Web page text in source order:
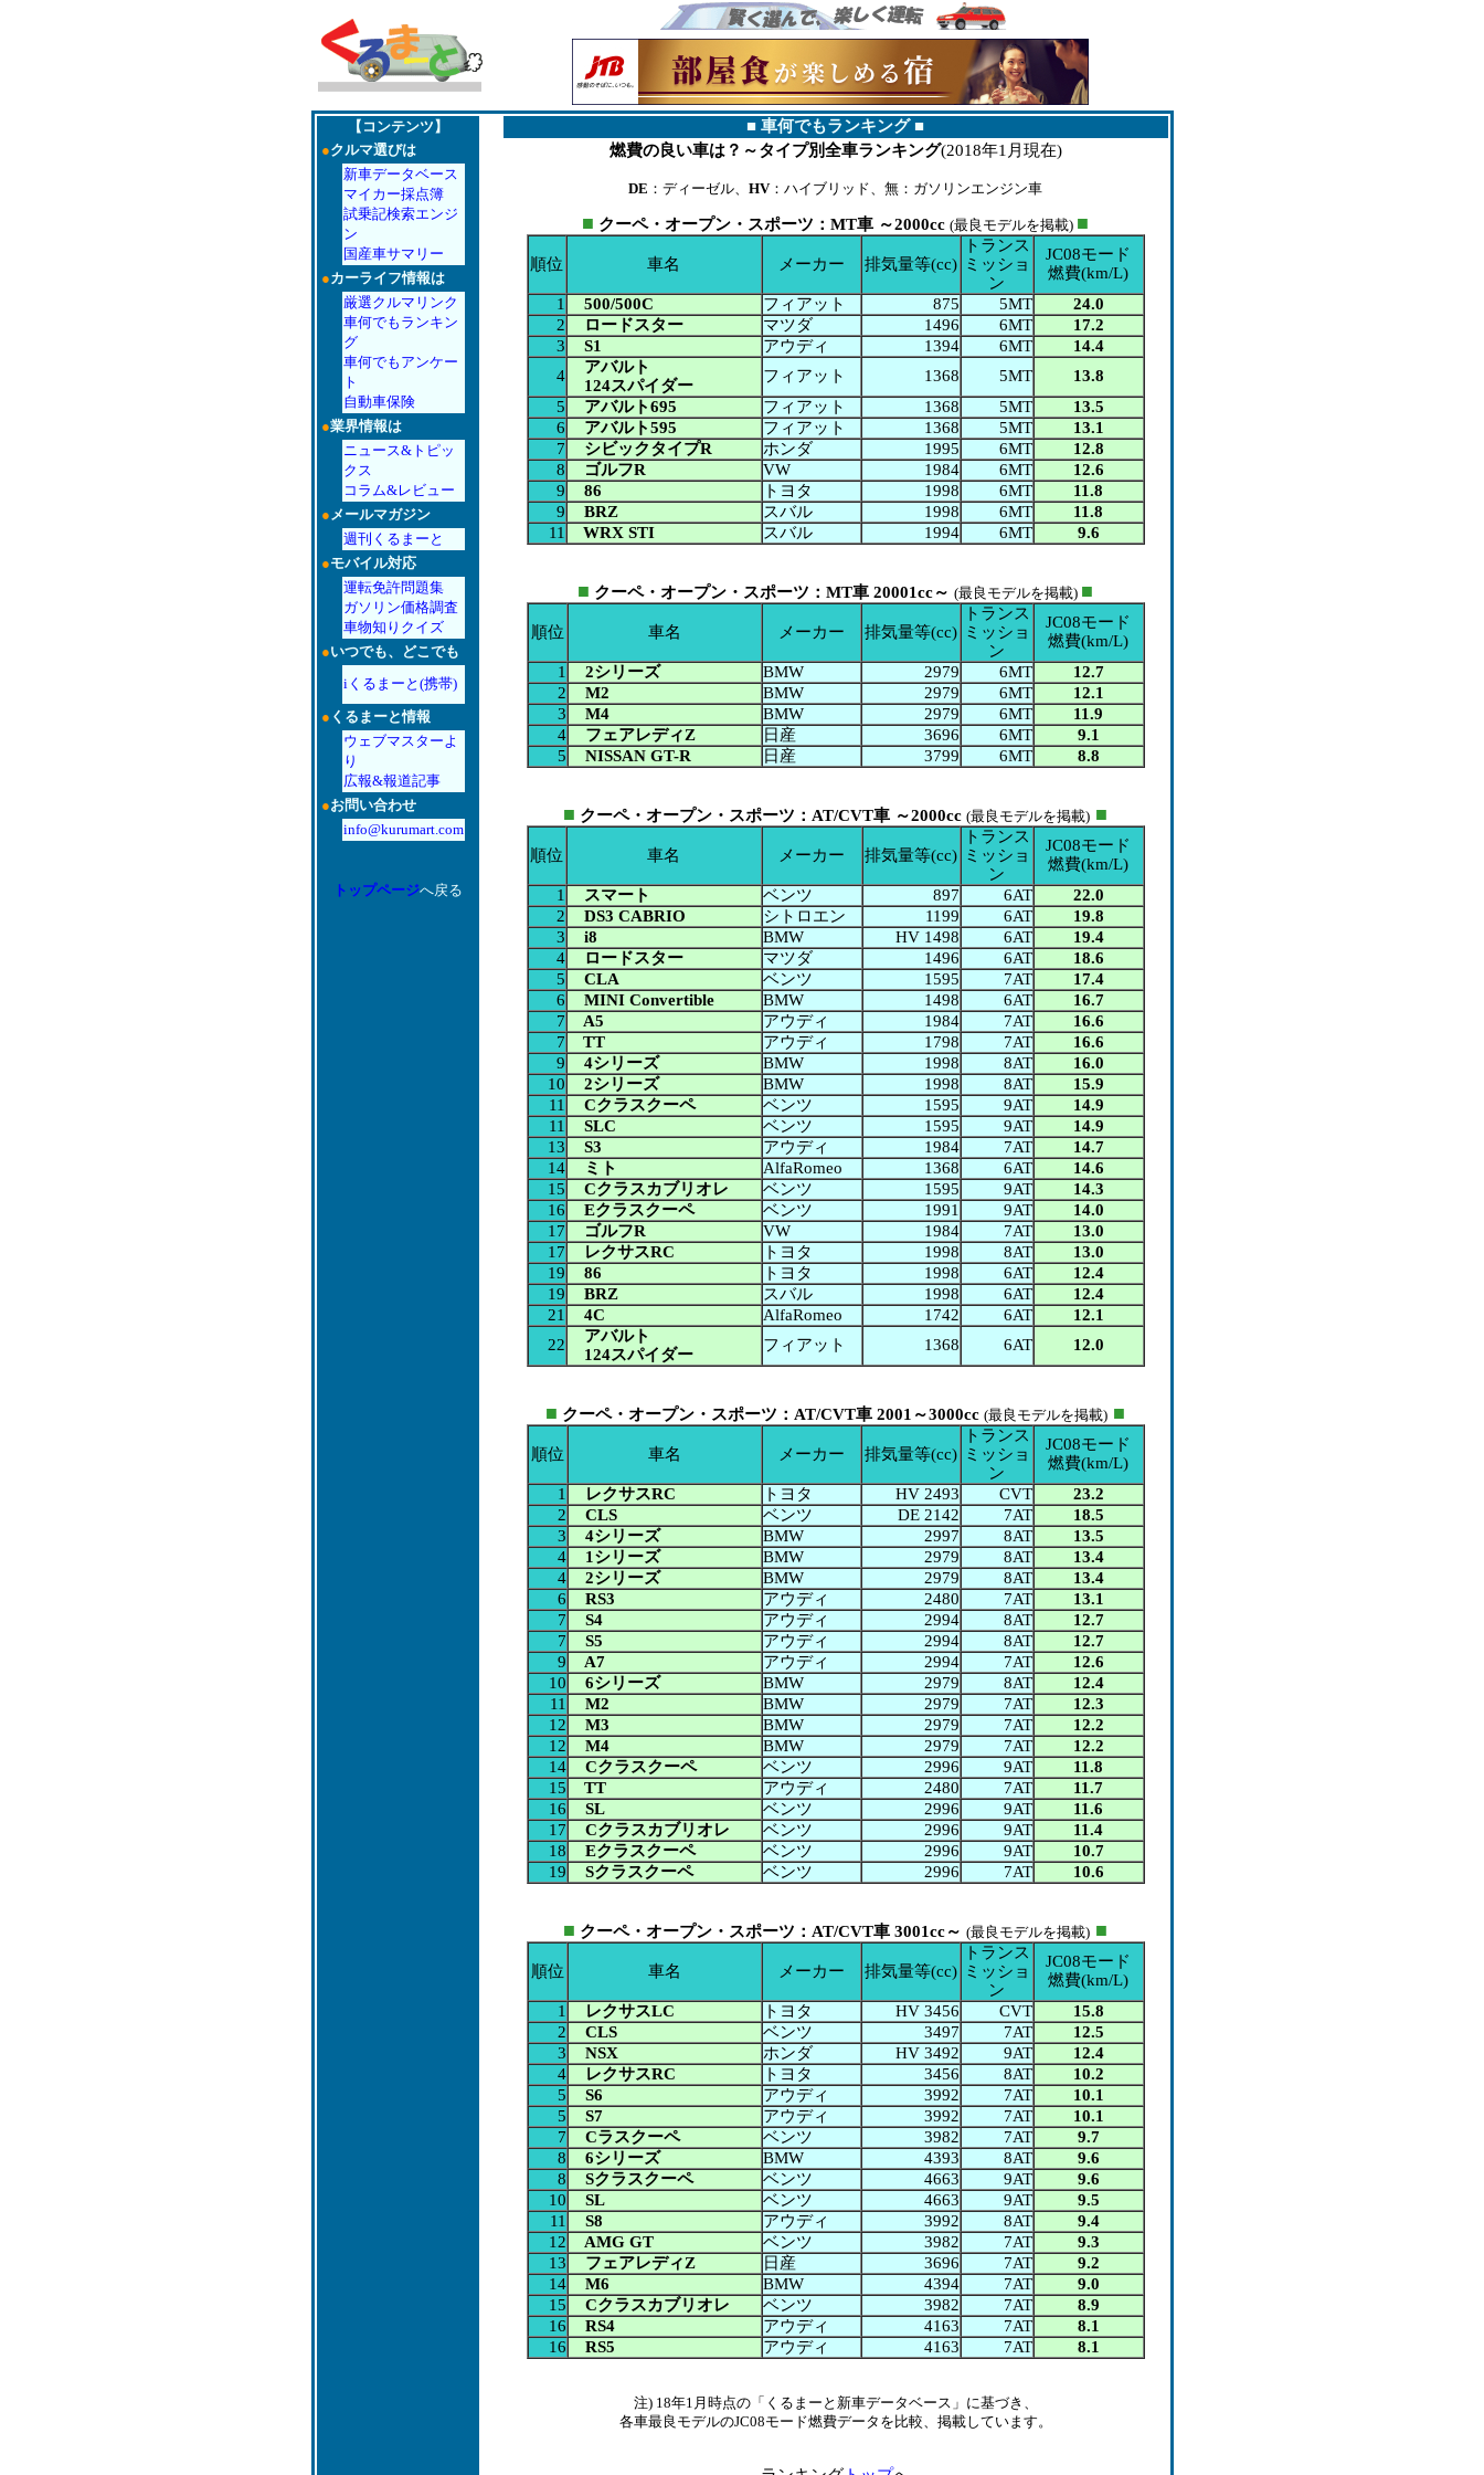
【コンテンツ】
●クルマ選びは
新車データベース
マイカー採点簿
試乗記検索エンジ
ン
国産車サマリー
●カーライフ情報は
厳選クルマリンク
車何でもランキン
グ
車何でもアンケー
ト
自動車保険
●業界情報は
ニュース&トピッ
クス
コラム&レビュー
●メールマガジン
週刊くるまーと
●モバイル対応
運転免許問題集
ガソリン価格調査
車物知りクイズ
●いつでも、どこでも
iくるまーと(携帯)
● くるまーと情報
ウェブマスターよ
り
広報&報道記事
●お問い合わせ
info@kurumart.com
トップページへ戻る
■ 車何でもランキング ■
燃費の良い車は？～タイプ別全車ランキング(2018年1月現在)
DE ：ディーゼル、 HV：ハイブリッド、無：ガソリンエンジン車
■ クーペ・オープン・スポーツ：MT車 ～2000cc (最良モデルを掲載) ■
順位 車名 メーカー 排気量等(cc)
トランス
ミッショ
ン
JC08モード
燃費(km/L)
1
500/500C フィアット 875 5MT
24.0
2
ロードスター マツダ 1496 6MT
17.2
3
S1 アウディ 1394 6MT
14.4
4
アバルト
124スパイダー
フィアット 1368 5MT
13.8
5
アバルト695 フィアット 1368 5MT
13.5
6
アバルト595 フィアット 1368 5MT
13.1
7
シビックタイプR ホンダ 1995 6MT
12.8
8
ゴルフR VW 1984 6MT
12.6
9
86 トヨタ 1998 6MT
11.8
9
BRZ スバル 1998 6MT
11.8
11
WRX STI スバル 1994 6MT 9.6
■ クーペ・オープン・スポーツ：MT車 20001cc～ (最良モデルを掲載) ■
順位 車名 メーカー 排気量等(cc)
トランス
ミッショ
ン
JC08モード
燃費(km/L)
1
2シリーズ BMW 2979 6MT
12.7
2
M2 BMW 2979 6MT
12.1
3
M4 BMW 2979 6MT
11.9
4
フェアレディZ 日産 3696 6MT
9.1
5
NISSAN GT-R 日産 3799 6MT 8.8
■ クーペ・オープン・スポーツ：AT/CVT車 ～2000cc (最良モデルを掲載) ■
順位 車名 メーカー 排気量等(cc)
トランス
ミッショ
ン
JC08モード
燃費(km/L)
1
スマート ベンツ 897 6AT
22.0
2
DS3 CABRIO シトロエン 1199 6AT
19.8
3
i8 BMW HV 1498 6AT
19.4
4
ロードスター マツダ 1496 6AT
18.6
5
CLA ベンツ 1595 7AT
17.4
6
MINI Convertible BMW 1498 6AT
16.7
7
A5 アウディ 1984 7AT
16.6
7
TT アウディ 1798 7AT
16.6
9
4シリーズ BMW 1998 8AT
16.0
10
2シリーズ BMW 1998 8AT
15.9
11
Cクラスクーペ ベンツ 1595 9AT
14.9
11
SLC ベンツ 1595 9AT
14.9
13
S3 アウディ 1984 7AT
14.7
14
ミト AlfaRomeo 1368 6AT
14.6
15
Cクラスカブリオレ ベンツ 1595 9AT
14.3
16
Eクラスクーペ ベンツ 1991 9AT
14.0
17
ゴルフR VW 1984 7AT
13.0
17
レクサスRC トヨタ 1998 8AT
13.0
19
86 トヨタ 1998 6AT
12.4
19
BRZ スバル 1998 6AT
12.4
21
4C AlfaRomeo 1742 6AT
12.1
22
アバルト
124スパイダー
フィアット 1368 6AT 12.0
■ クーペ・オープン・スポーツ：AT/CVT車 2001～3000cc (最良モデルを掲載) ■
順位 車名 メーカー 排気量等(cc)
トランス
ミッショ
ン
JC08モード
燃費(km/L)
1
レクサスRC トヨタ HV 2493 CVT
23.2
2
CLS ベンツ DE 2142 7AT
18.5
3
4シリーズ BMW 2997 8AT
13.5
4
1シリーズ BMW 2979 8AT
13.4
4
2シリーズ BMW 2979 8AT
13.4
6
RS3 アウディ 2480 7AT
13.1
7
S4 アウディ 2994 8AT
12.7
7
S5 アウディ 2994 8AT
12.7
9
A7 アウディ 2994 7AT
12.6
10
6シリーズ BMW 2979 8AT
12.4
11
M2 BMW 2979 7AT
12.3
12
M3 BMW 2979 7AT
12.2
12
M4 BMW 2979 7AT
12.2
14
Cクラスクーペ ベンツ 2996 9AT
11.8
15
TT アウディ 2480 7AT
11.7
16
SL ベンツ 2996 9AT
11.6
17
Cクラスカブリオレ ベンツ 2996 9AT
11.4
18
Eクラスクーペ ベンツ 2996 9AT
10.7
19
Sクラスクーペ ベンツ 2996 7AT 10.6
■ クーペ・オープン・スポーツ：AT/CVT車 3001cc～ (最良モデルを掲載) ■
順位 車名 メーカー 排気量等(cc)
トランス
ミッショ
ン
JC08モード
燃費(km/L)
1
レクサスLC トヨタ HV 3456 CVT
15.8
2
CLS ベンツ 3497 7AT
12.5
3
NSX ホンダ HV 3492 9AT
12.4
4
レクサスRC トヨタ 3456 8AT
10.2
5
S6 アウディ 3992 7AT
10.1
5
S7 アウディ 3992 7AT
10.1
7
Cラスクーペ ベンツ 3982 7AT
9.7
8
6シリーズ BMW 4393 8AT
9.6
8
Sクラスクーペ ベンツ 4663 9AT
9.6
10
SL ベンツ 4663 9AT
9.5
11
S8 アウディ 3992 8AT
9.4
12
AMG GT ベンツ 3982 7AT
9.3
13
フェアレディZ 日産 3696 7AT
9.2
14
M6 BMW 4394 7AT
9.0
15
Cクラスカブリオレ ベンツ 3982 7AT
8.9
16
RS4 アウディ 4163 7AT
8.1
16
RS5 アウディ 4163 7AT 8.1
注) 18年1月時点の「くるまーと新車データベース」に基づき、
各車最良モデルのJC08モード燃費データを比較、掲載しています。